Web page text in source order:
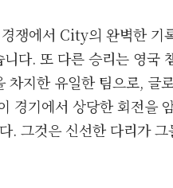
쟁에서 City의 완벽한
다. 또 다른 승리는 영국
차지한 유일한 팀으로, 글
기에서 상당한 회전을
. 그것은 신선한 다리가